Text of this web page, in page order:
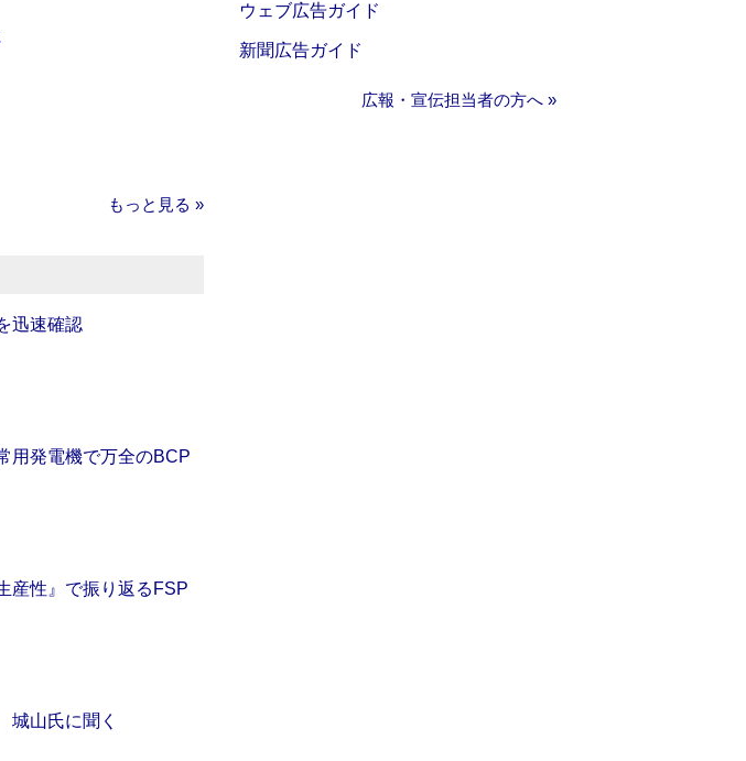
もっと見る »
迅速確認
用発電機で万全のBCP
産性』で振り返るFSP
城山氏に聞く
ウェブ広告ガイド
新聞広告ガイド
広報・宣伝担当者の方へ »